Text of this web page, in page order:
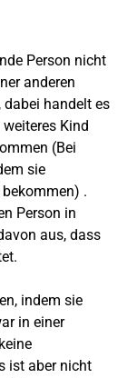
Person nicht
anderen
dabei handelt es
Kind
(Bei
sie
.
Person in
aus, dass
indem sie
in einer
ist aber nicht